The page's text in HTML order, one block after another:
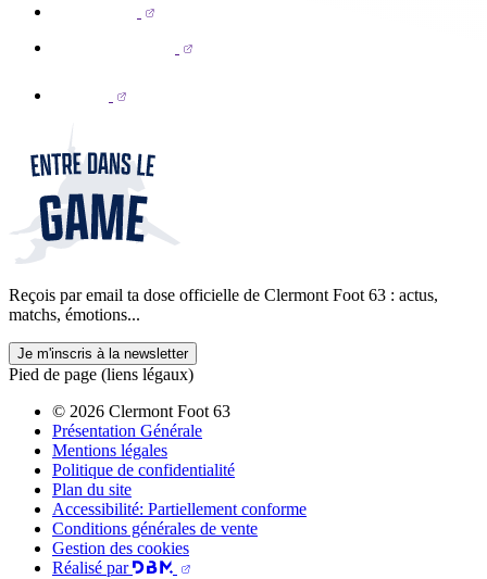
Reçois par email ta dose officielle de Clermont Foot 63 : actus,
matchs, émotions...
Je m'inscris à la newsletter
Pied de page (liens légaux)
© 2026 Clermont Foot 63
Présentation Générale
Mentions légales
Politique de confidentialité
Plan du site
Accessibilité: Partiellement conforme
Conditions générales de vente
Gestion des cookies
Réalisé par